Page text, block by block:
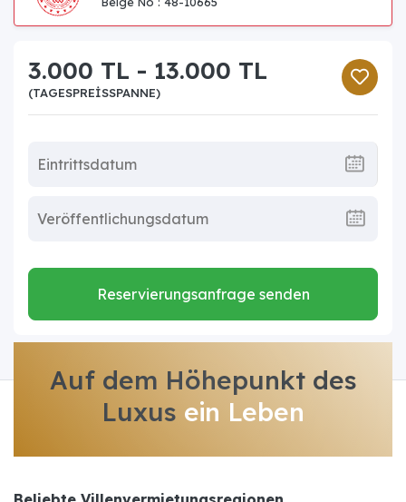
3.000 TL - 13.000 TL
(TAGESPREISSPANNE)
Reservierungsanfrage senden
Auf dem Höhepunkt des
Luxus ein Leben